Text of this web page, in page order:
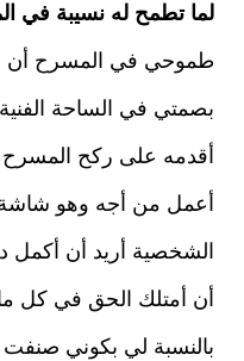
لما تطمح له نسيبة في
طموحي في المسرح أن
بصمتي في الساحة
أقدمه على ركح
أعمل من أجه وهو شاشة
الشخصية أريد أن أكمل
أن أمتلك الحق في كل
بالنسبة لي بكوني